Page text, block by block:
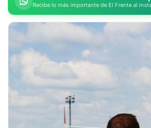
Recibe lo más importante de El Frente al